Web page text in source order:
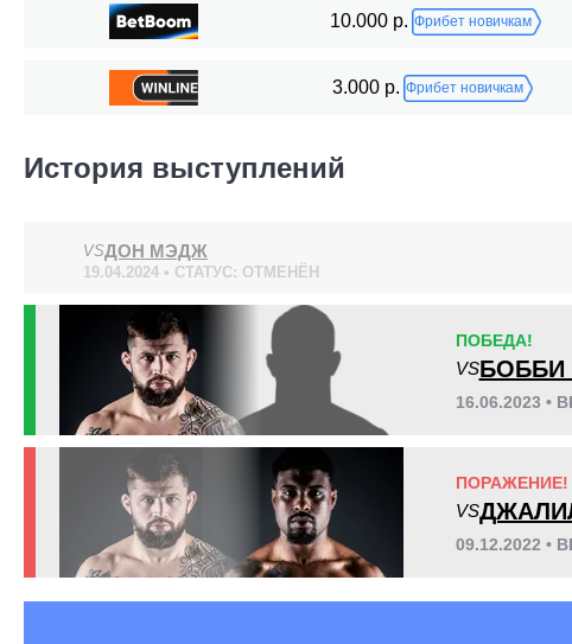
Статистика боев по организациям
Организация
8
10.000 р. Фрибет новичкам
3.000 р. Фрибет новичкам
История выступлений
VSДОН МЭДЖ
19.04.2024 • СТАТУС: ОТМЕНЁН
ПОБЕДА!
VS
16.06.2023 •
ПОРАЖЕНИЕ!
VS
09.12.2022 •